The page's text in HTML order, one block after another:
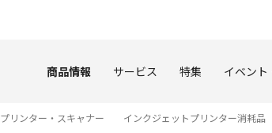
商品情報 サービス 特集 イベント
プリンター・スキャナー インクジェットプリンター消耗品